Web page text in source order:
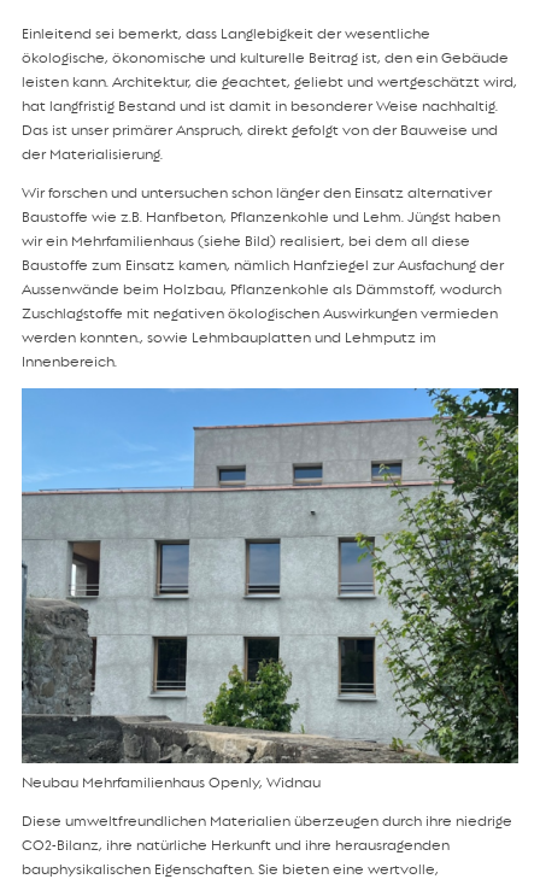
Einleitend sei bemerkt, dass Langlebigkeit der wesentliche
ökologische, ökonomische und kulturelle Beitrag ist, den ein Gebäude
leisten kann. Architektur, die geachtet, geliebt und wertgeschätzt wird,
hat langfristig Bestand und ist damit in besonderer Weise nachhaltig.
Das ist unser primärer Anspruch, direkt gefolgt von der Bauweise und
der Materialisierung.
Wir forschen und untersuchen schon länger den Einsatz alternativer
Baustoffe wie z.B. Hanfbeton, Pflanzenkohle und Lehm. Jüngst haben
wir ein Mehrfamilienhaus (siehe Bild) realisiert, bei dem all diese
Baustoffe zum Einsatz kamen, nämlich Hanfziegel zur Ausfachung der
Aussenwände beim Holzbau, Pflanzenkohle als Dämmstoff, wodurch
Zuschlagstoffe mit negativen ökologischen Auswirkungen vermieden
werden konnten., sowie Lehmbauplatten und Lehmputz im
Innenbereich.
Neubau Mehrfamilienhaus Openly, Widnau
Diese umweltfreundlichen Materialien überzeugen durch ihre niedrige
CO2-Bilanz, ihre natürliche Herkunft und ihre herausragenden
bauphysikalischen Eigenschaften. Sie bieten eine wertvolle,